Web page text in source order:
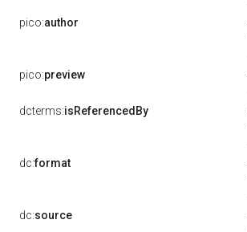
pico:author
pico:preview
dcterms:isReferencedBy
dc:format
dc:source